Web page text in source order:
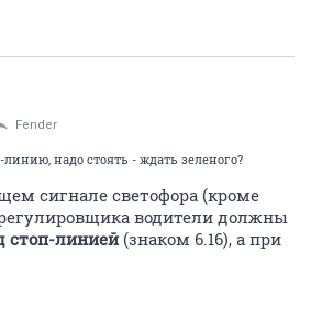
Fender
надо стоять - ждать зеленого?
сигнале светофора (кроме
водители должны
стоп-линией(знаком 6.16), а при